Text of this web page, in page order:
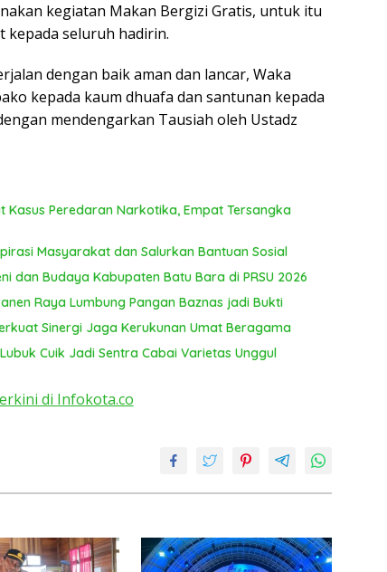
kegiatan Makan Bergizi Gratis, untuk itu
kepada seluruh hadirin.
dengan baik aman dan lancar, Waka
kepada kaum dhuafa dan santunan kepada
mendengarkan Tausiah oleh Ustadz
Peredaran Narkotika, Empat Tersangka
Masyarakat dan Salurkan Bantuan Sosial
dan Budaya Kabupaten Batu Bara di PRSU 2026
Raya Lumbung Pangan Baznas jadi Bukti
Sinergi Jaga Kerukunan Umat Beragama
Cuik Jadi Sentra Cabai Varietas Unggul
di Infokota.co